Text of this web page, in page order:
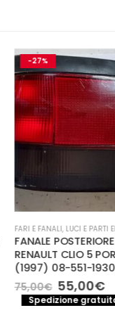
-27%
FARI E FANALI, LUCI E PARTI
FANALE
RENAULT CLIO 5
(1997) 08-551-
75,00€ Il
prezzo
originale
55,00€Il
Spedizione